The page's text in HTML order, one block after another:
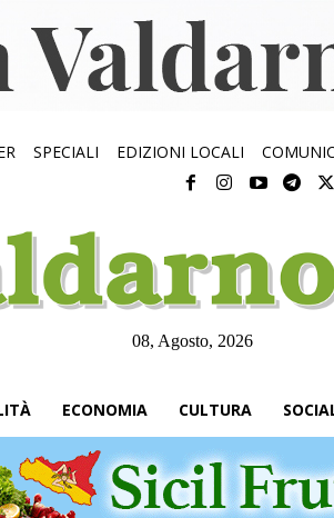
SPECIALI EDIZIONI LOCALI
08, Agosto, 2026
ECONOMIA CULTURA